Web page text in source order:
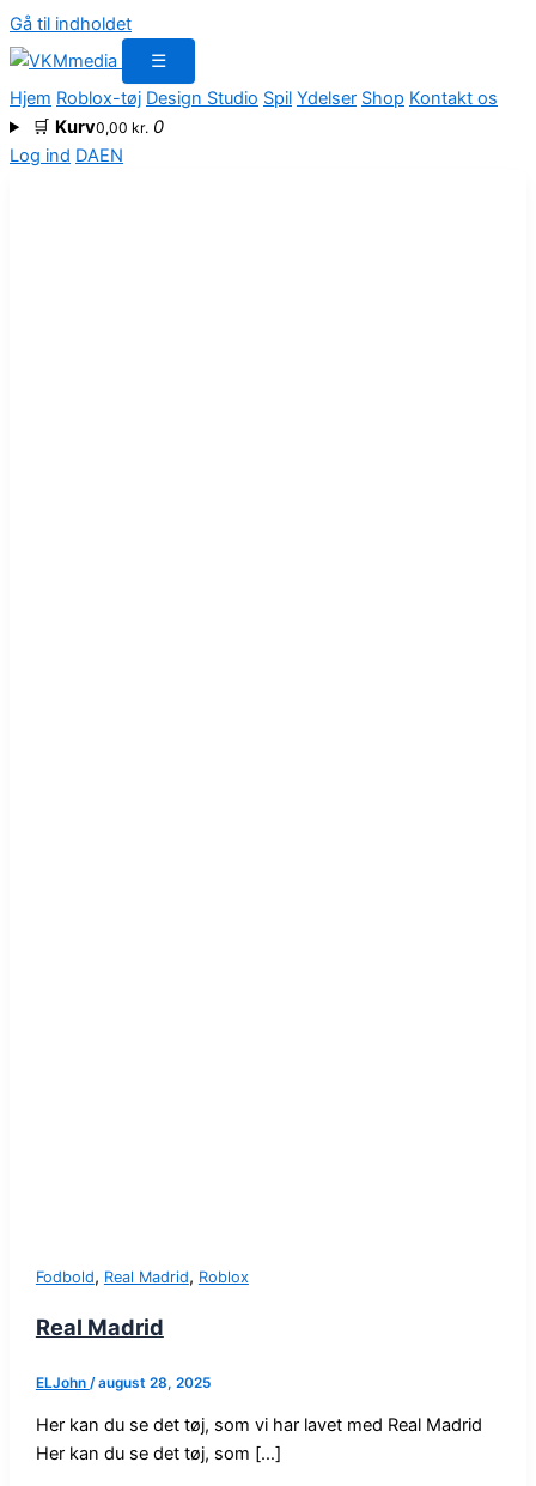
Gå til indholdet
☰
Hjem Roblox-tøj Design Studio Spil Ydelser Shop Kontakt os
🛒 Kurv0,00 kr. 0
Log ind DAEN
Fodbold, Real Madrid, Roblox
Real Madrid
ELJohn /august 28, 2025
Her kan du se det tøj, som vi har lavet med Real Madrid
Her kan du se det tøj, som […]